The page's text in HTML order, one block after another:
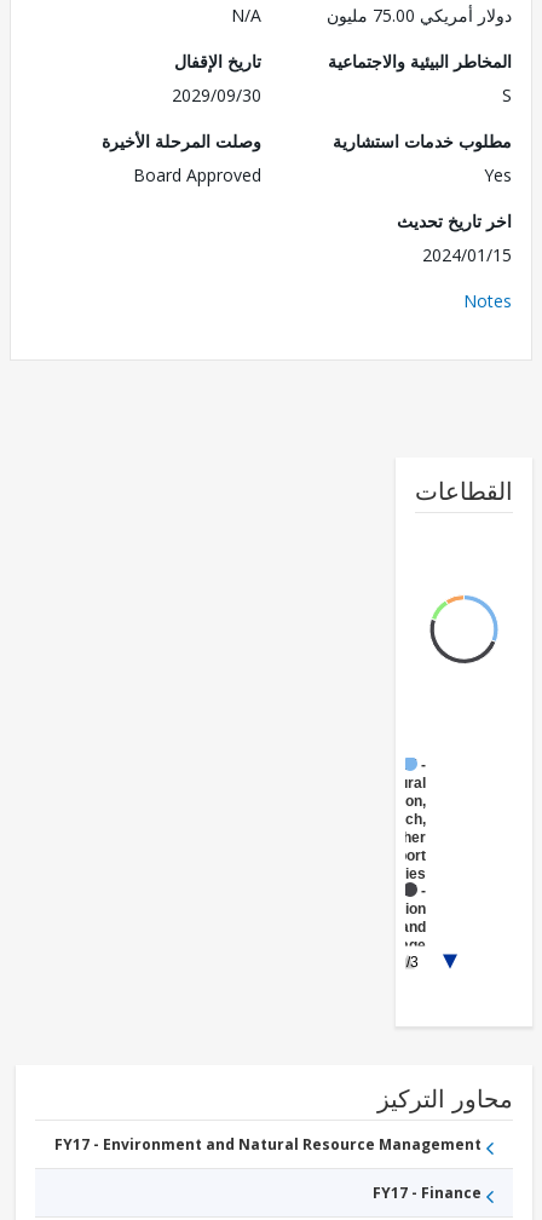
75.00 مليون
البيئية والاجتماعية
تاريخ الإقفال
2029/09/30
خدمات استشارية
وصلت المرحلة الأخيرة
Board Approved
تحديث
2024/
Agricultural
Extension,
Research,
and Other
Activities
Irrigation
Drainage
FY17 -
Other
Agriculture,
Fishing and
Forestry
التركيز
FY17 - Environment and Natural Resource Management
FY17 - Finance